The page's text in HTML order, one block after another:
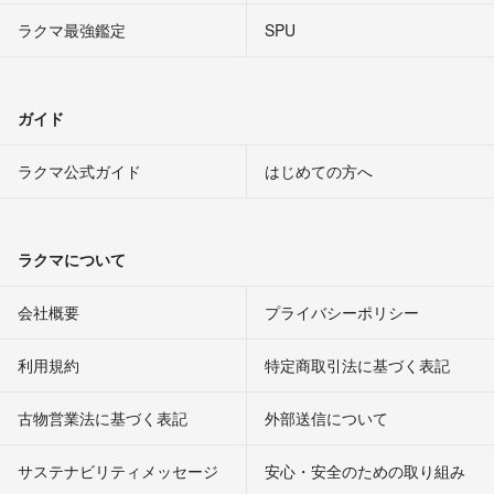
ラクマ最強鑑定 SPU
ガイド
ラクマ公式ガイド はじめての方へ
ラクマについて
会社概要 プライバシーポリシー
利用規約 特定商取引法に基づく表記
古物営業法に基づく表記 外部送信について
サステナビリティメッセージ 安心・安全のための取り組み